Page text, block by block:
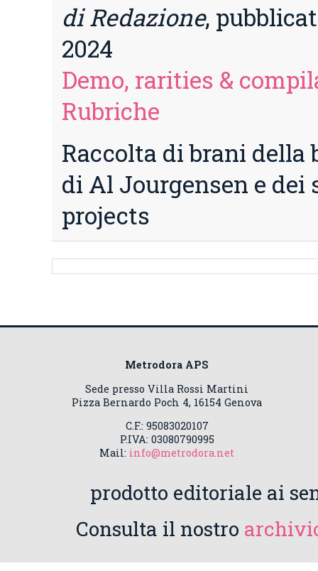
di Redazione,
2024
Demo, rarities &
Rubriche
Raccolta di brani
di Al Jourgensen e dei
projects
Metrodora APS
Sede presso Villa Rossi Martini
Pizza Bernardo Poch 4, 16154 Genova
C.F.: 95083020107
P.IVA: 03080790995
Mail: info@metrodora.net
prodotto editoriale ai
Consulta il nostro